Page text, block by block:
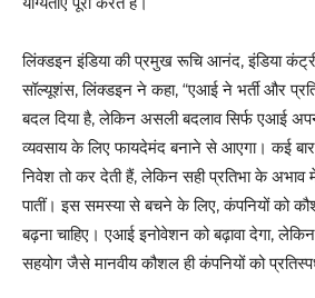
लिंक्‍डइन इंडिया की प्रमुख रूचि आनंद, इंडिया
सॉल्यूशंस, लिंक्‍डइन ने कहा, “एआई ने भर्ती और
बदल दिया है, लेकिन असली बदलाव सिर्फ एआई
व्यवसाय के लिए फायदेमंद बनाने से आएगा। कई
निवेश तो कर देती हैं, लेकिन सही प्रतिभा के अभाव
पातीं। इस समस्या से बचने के लिए, कंपनियों को
बढ़ना चाहिए। एआई इनोवेशन को बढ़ावा देगा,
सहयोग जैसे मानवीय कौशल ही कंपनियों को